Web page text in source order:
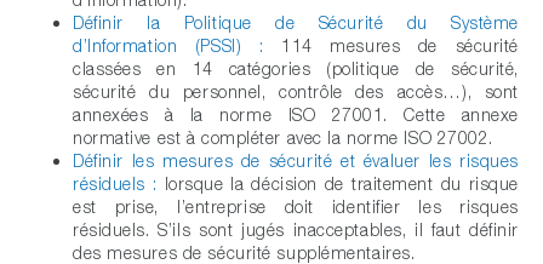
Définir la Politique de Sécurité du Système
d’Information (PSSI) : 114 mesures de sécurité
classées en 14 catégories (politique de sécurité,
sécurité du personnel, contrôle des accès…), sont
annexées à la norme ISO 27001. Cette annexe
normative est à compléter avec la norme ISO 27002.
Définir les mesures de sécurité et évaluer les risques
résiduels : lorsque la décision de traitement du risque
est prise, l’entreprise doit identifier les risques
résiduels. S’ils sont jugés inacceptables, il faut définir
des mesures de sécurité supplémentaires.